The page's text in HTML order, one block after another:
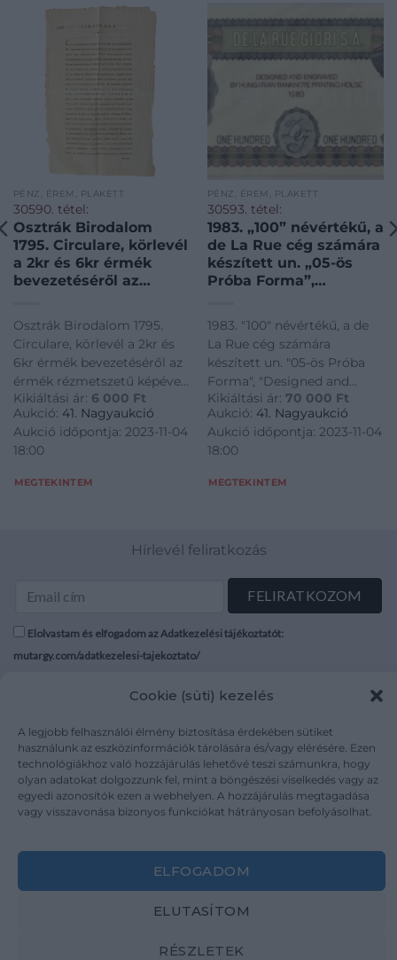
Cookie (süti) kezelés
A legjobb felhasználói élmény biztosítása érdekében sütiket
használunk az eszközinformációk tárolására és/vagy elérésére. Ezen
technológiákhoz való hozzájárulás lehetővé teszi számunkra, hogy
olyan adatokat dolgozzunk fel, mint a böngészési viselkedés vagy az
egyedi azonosítók ezen a webhelyen. A hozzájárulás megtagadása
vagy visszavonása bizonyos funkciókat hátrányosan befolyásolhat.
ELFOGADOM
ELUTASÍTOM
RÉSZLETEK
PÉNZ, ÉREM, PLAKETT
30590. tétel:
Osztrák Birodalom
1795. Circulare, körlevél
a 2kr és 6kr érmék
bevezetéséről az
Austrian Empire 1795.
Circulare (letter)
regarding the issue of
2 Kreuzer and 6
Kreuzer coins with
pictures of said coins,
in latin
Osztrák Birodalom 1795.
Circulare, körlevél a 2kr és
6kr érmék bevezetéséről az
érmék rézmetszetű képével,
latin nyelven / Austrian
Empire 1795. Circulare
(letter) regarding the issue
of 2 Kreuzer and 6 Kreuzer
Kikiáltási ár: 6 000 Ft
Aukció: 41. Nagyaukció
Aukció időpontja: 2023-11-04
18:00
MEGTEKINTEM
PÉNZ, ÉREM, PLAKETT
30593. tétel:
1983. „100” névértékű, a
de La Rue cég számára
készített un. „05-ös
Próba Forma”,
Banknote Printig
House”,
„Pénzjegynyomda
Részvénytársaság”
karton mappában
T:UNC / Hungary 1983.
„100” denomination,
made for the „de La
1983. "100" névértékű, a de
La Rue cég számára
készített un. "05-ös Próba
Forma", "Designed and
engraved by Hungarian
Banknote Printig House",
"Pénzjegynyomda
Részvénytársaság" karton
Kikiáltási ár: 70 000 Ft
Aukció: 41. Nagyaukció
Aukció időpontja: 2023-11-04
18:00
MEGTEKINTEM
Hírlevél feliratkozás
Elolvastam és elfogadom az Adatkezelési tájékoztatót:
mutargy.com/adatkezelesi-tajekoztato/
Karrier
Kapcsolat
Áraink
Adatvédelem
Impresszum